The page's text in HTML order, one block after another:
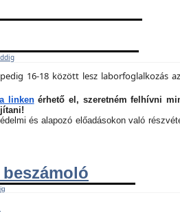
16-18 között lesz laborfoglalkozás
linkenérhető el, szeretném felhívni
és alapozó előadásokon való